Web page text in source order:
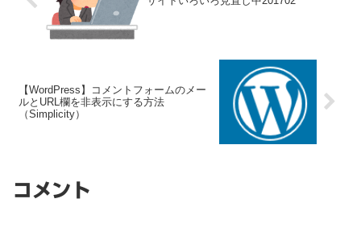
【WordPress】コメントフォームのメー
ルとURL欄を非表示にする方法
（Simplicity）
コメント